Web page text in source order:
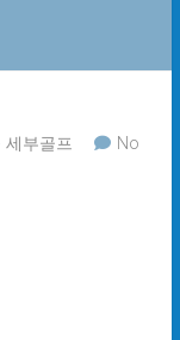
세부골프
No